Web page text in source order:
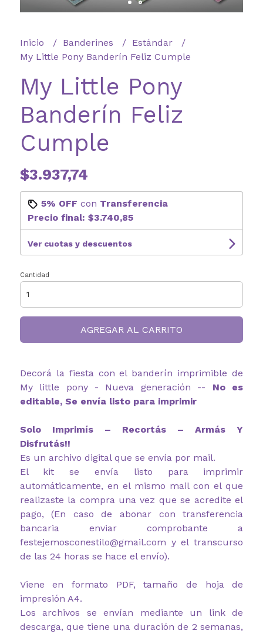
Inicio Banderines
Estándar
My Little Pony Banderín Feliz Cumple
My Little Pony
Banderín Feliz
Cumple
$3.937,74
5% OFF con Transferencia
Precio final: $3.740,85
Ver cuotas y descuentos
Cantidad
AGREGAR AL CARRITO
Decorá la fiesta con el banderín imprimible de
My little pony - Nueva generación -- No es
editable, Se envía listo para imprimir
Solo Imprimís – Recortás – Armás Y
Disfrutás!!
Es un archivo digital que se envía por mail.
El kit se envía listo para imprimir
automáticamente, en el mismo mail con el que
realizaste la compra una vez que se acredite el
pago, (En caso de abonar con transferencia
bancaria enviar comprobante a
festejemosconestilo@gmail.com y el transcurso
de las 24 horas se hace el envío).
Viene en formato PDF, tamaño de hoja de
impresión A4.
Los archivos se envían mediante un link de
descarga, que tiene una duración de 2 semanas,